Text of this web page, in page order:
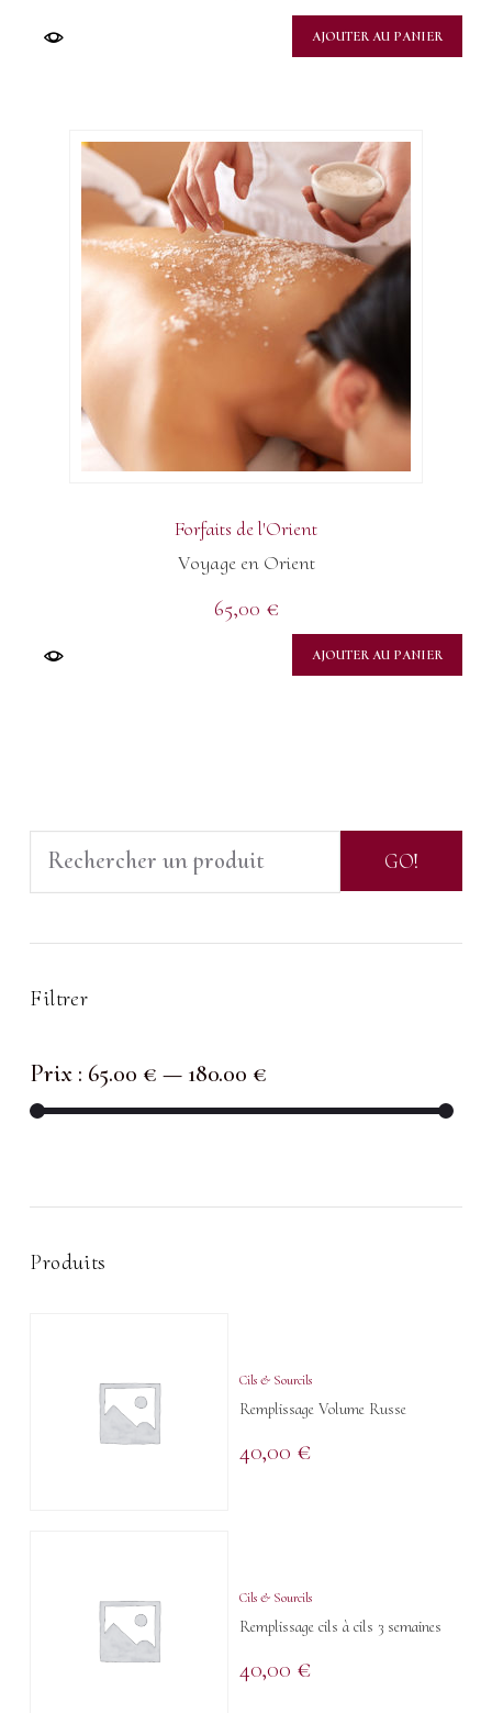
AJOUTER AU PANIER
Forfaits de l'Orient
Voyage en Orient
65,00 €
AJOUTER AU PANIER
Search
for:
GO!
Filtrer
Prix : 65.00 € — 180.00 €
Produits
Cils & Sourcils
Remplissage Volume Russe
40,00 €
Cils & Sourcils
Remplissage cils à cils 3 semaines
40,00 €